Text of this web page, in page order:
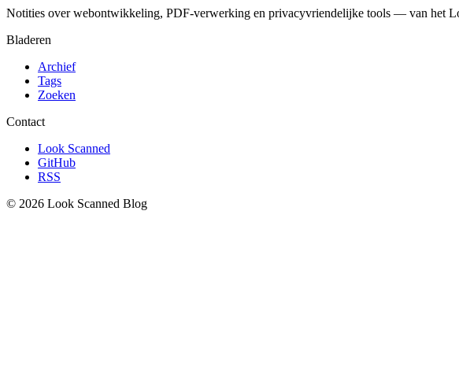
Notities over webontwikkeling, PDF-verwerking en privacyvriendelijke tools — van het
Bladeren
Archief
Tags
Zoeken
Contact
Look Scanned
GitHub
RSS
© 2026 Look Scanned Blog